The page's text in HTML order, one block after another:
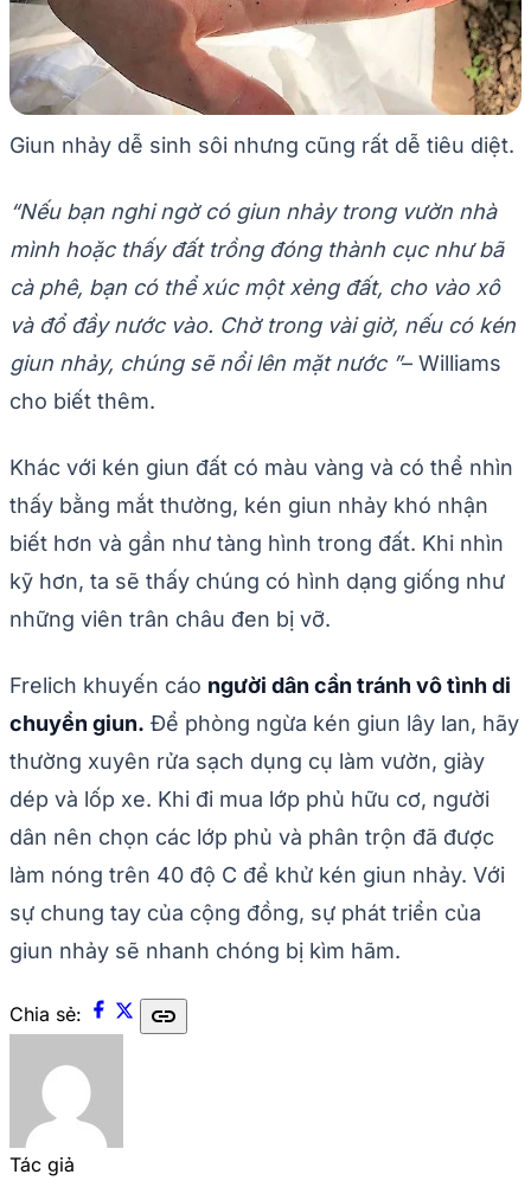
Giun nhảy dễ sinh sôi nhưng cũng rất dễ tiêu diệt.
“Nếu bạn nghi ngờ có giun nhảy trong vườn nhà
mình hoặc thấy đất trồng đóng thành cục như bã
cà phê, bạn có thể xúc một xẻng đất, cho vào xô
và đổ đầy nước vào. Chờ trong vài giờ, nếu có kén
giun nhảy, chúng sẽ nổi lên mặt nước ”– Williams
cho biết thêm.
Khác với kén giun đất có màu vàng và có thể nhìn
thấy bằng mắt thường, kén giun nhảy khó nhận
biết hơn và gần như tàng hình trong đất. Khi nhìn
kỹ hơn, ta sẽ thấy chúng có hình dạng giống như
những viên trân châu đen bị vỡ.
Frelich khuyến cáo người dân cần tránh vô tình di
chuyển giun. Để phòng ngừa kén giun lây lan, hãy
thường xuyên rửa sạch dụng cụ làm vườn, giày
dép và lốp xe. Khi đi mua lớp phủ hữu cơ, người
dân nên chọn các lớp phủ và phân trộn đã được
làm nóng trên 40 độ C để khử kén giun nhảy. Với
sự chung tay của cộng đồng, sự phát triển của
giun nhảy sẽ nhanh chóng bị kìm hãm.
Chia sẻ: link
Tác giả